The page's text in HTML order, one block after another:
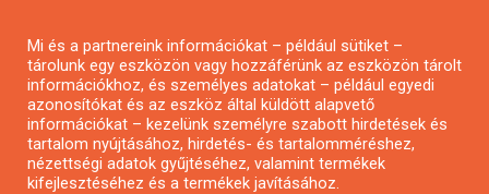
Pályázatírás civil szervezeteknek
Pályázatírás önkormányzatoknak
Pályázatfigyelés
Specifikus pályázatfigyelés vagy hírlevél
Mi és a partnereink információkat – például sütiket –
tárolunk egy eszközön vagy hozzáférünk az eszközön tárolt
információkhoz, és személyes adatokat – például egyedi
azonosítókat és az eszköz által küldött alapvető
információkat – kezelünk személyre szabott hirdetések és
tartalom nyújtásához, hirdetés- és tartalomméréshez,
nézettségi adatok gyűjtéséhez, valamint termékek
kifejlesztéséhez és a termékek javításához.